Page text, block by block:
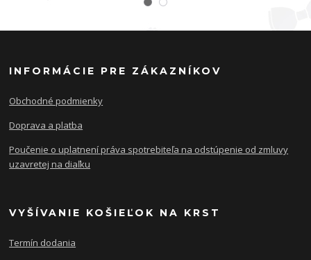
INFORMÁCIE PRE ZÁKAZNÍKOV
Obchodné podmienky
Doprava a platba
Poučenie o uplatnení práva spotrebiteľa na odstúpenie od zmluvy
uzavretej na diaľku
VYŠÍVANIE KOŠIEĽOK NA KRST
Termín dodania